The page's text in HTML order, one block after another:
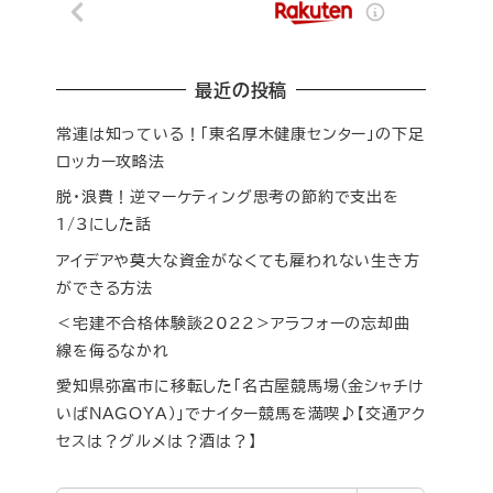
最近の投稿
常連は知っている！「東名厚木健康センター」の下足
ロッカー攻略法
脱・浪費！逆マーケティング思考の節約で支出を
1/3にした話
アイデアや莫大な資金がなくても雇われない生き方
ができる方法
＜宅建不合格体験談2022＞アラフォーの忘却曲
線を侮るなかれ
愛知県弥富市に移転した「名古屋競馬場（金シャチけ
いばNAGOYA）」でナイター競馬を満喫♪【交通アク
セスは？グルメは？酒は？】